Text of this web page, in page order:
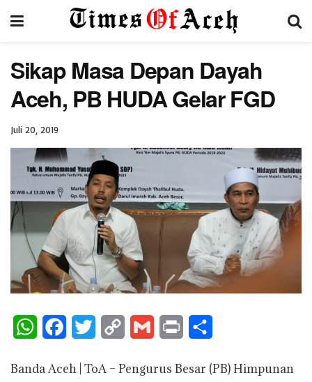
Sikap Masa Depan Dayah
Aceh, PB HUDA Gelar FGD
Juli 20, 2019
W
a
c
i
p
a
i
a
Banda Aceh | ToA – Pengurus Besar (PB) Himpunan